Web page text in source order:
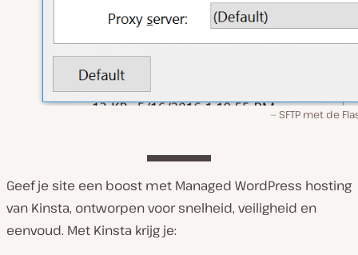
SFTP met de
Geef je site een boost met Managed WordPress hosting
van Kinsta, ontworpen voor snelheid, veiligheid en
eenvoud. Met Kinsta krijg je: